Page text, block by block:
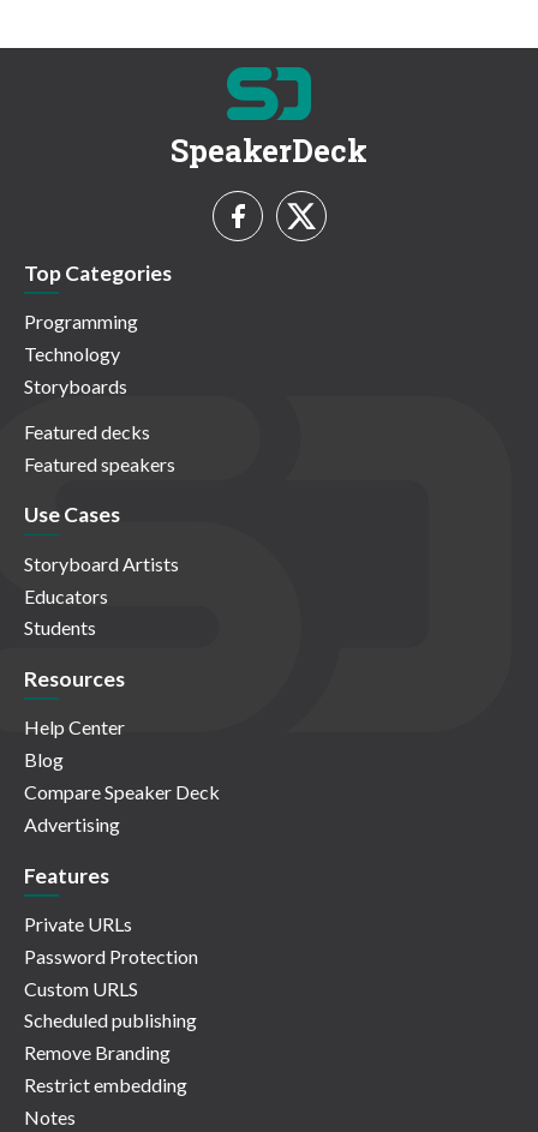
SpeakerDeck
Top Categories
Programming
Technology
Storyboards
Featured decks
Featured speakers
Use Cases
Storyboard Artists
Educators
Students
Resources
Help Center
Blog
Compare Speaker Deck
Advertising
Features
Private URLs
Password Protection
Custom URLS
Scheduled publishing
Remove Branding
Restrict embedding
Notes